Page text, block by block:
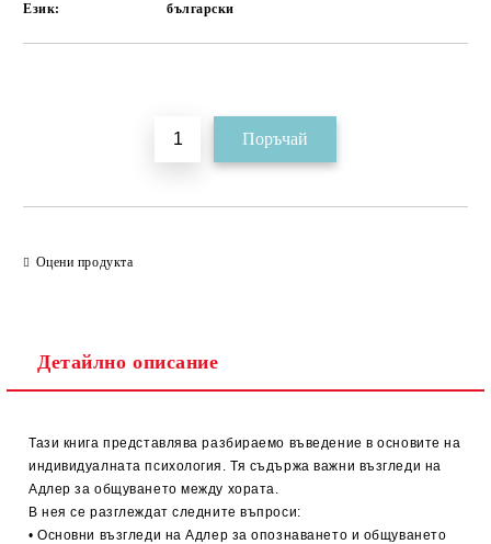
Език:
български
Оцени продукта
Детайлно описание
Тази книга представлява разбираемо въведение в основите на
индивидуалната психология. Тя съдържа важни възгледи на
Адлер за общуването между хората.
В нея се разглеждат следните въпроси:
• Основни възгледи на Адлер за опознаването и общуването